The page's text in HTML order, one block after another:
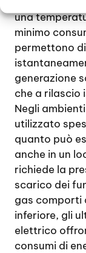
una
minimo
permettono
generazione
che a rilascio
Negli
utilizzato
quanto può
anche in un
richiede la
scarico dei
gas comporti
inferiore, gli
elettrico
consumi di